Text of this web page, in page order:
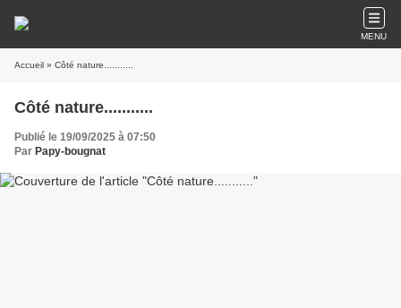
MENU
Accueil » Côté nature...........
Côté nature...........
Publié le 19/09/2025 à 07:50
Par Papy-bougnat